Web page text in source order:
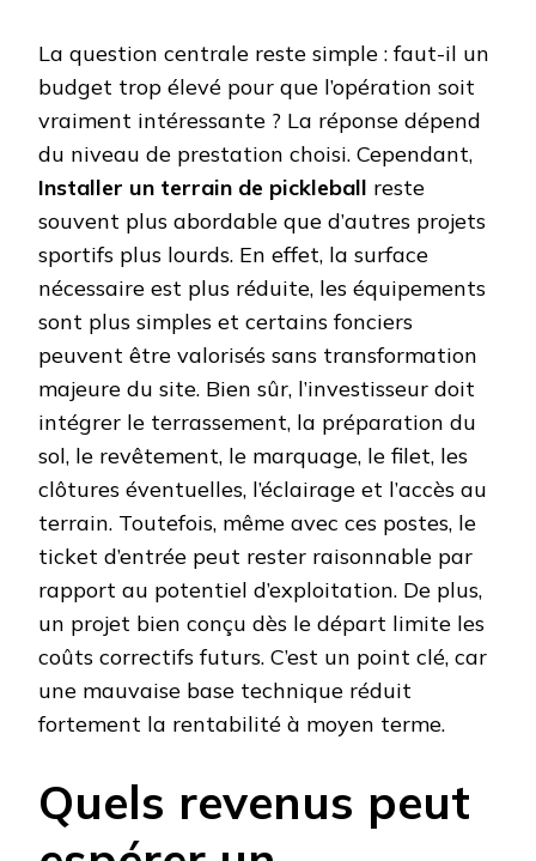
La question centrale reste simple : faut-il un
budget trop élevé pour que l’opération soit
vraiment intéressante ? La réponse dépend
du niveau de prestation choisi. Cependant,
Installer un terrain de pickleball reste
souvent plus abordable que d’autres projets
sportifs plus lourds. En effet, la surface
nécessaire est plus réduite, les équipements
sont plus simples et certains fonciers
peuvent être valorisés sans transformation
majeure du site. Bien sûr, l’investisseur doit
intégrer le terrassement, la préparation du
sol, le revêtement, le marquage, le filet, les
clôtures éventuelles, l’éclairage et l’accès au
terrain. Toutefois, même avec ces postes, le
ticket d’entrée peut rester raisonnable par
rapport au potentiel d’exploitation. De plus,
un projet bien conçu dès le départ limite les
coûts correctifs futurs. C’est un point clé, car
une mauvaise base technique réduit
fortement la rentabilité à moyen terme.
Quels revenus peut